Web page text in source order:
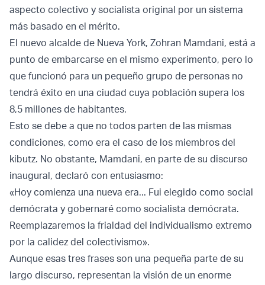
aspecto colectivo y socialista original por un sistema
más basado en el mérito.
El nuevo alcalde de Nueva York, Zohran Mamdani, está a
punto de embarcarse en el mismo experimento, pero lo
que funcionó para un pequeño grupo de personas no
tendrá éxito en una ciudad cuya población supera los
8,5 millones de habitantes.
Esto se debe a que no todos parten de las mismas
condiciones, como era el caso de los miembros del
kibutz. No obstante, Mamdani, en parte de su discurso
inaugural, declaró con entusiasmo:
«Hoy comienza una nueva era... Fui elegido como social
demócrata y gobernaré como socialista demócrata.
Reemplazaremos la frialdad del individualismo extremo
por la calidez del colectivismo».
Aunque esas tres frases son una pequeña parte de su
largo discurso, representan la visión de un enorme